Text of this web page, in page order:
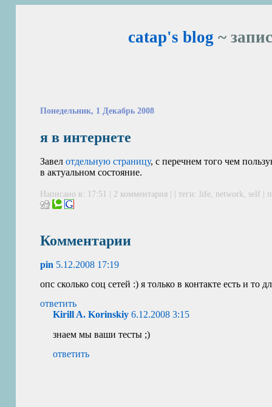
catap's blog ~
Понедельник, 1 Декабрь 2008
я в интернете
Завелотдельную страницу, с перечнем того чем
в актуальном состояние.
Написано в: 17:51 | 2 комментария | | теги: life network self |
Комментарии
pin 5.12.2008 17:19
опс сколько соц сетей :) я только в контакте есть и то
ответить
Kirill A. Korinskiy 6.12.2008 3:15
знаем мы ваши тесты ;)
ответить